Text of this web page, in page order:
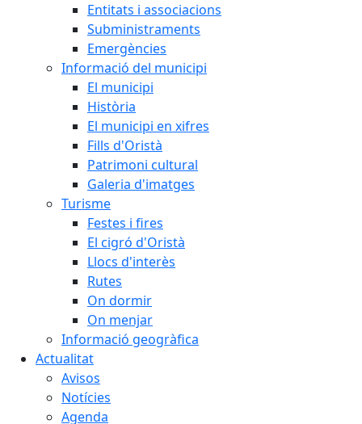
Entitats i associacions
Subministraments
Emergències
Informació del municipi
El municipi
Història
El municipi en xifres
Fills d'Oristà
Patrimoni cultural
Galeria d'imatges
Turisme
Festes i fires
El cigró d'Oristà
Llocs d'interès
Rutes
On dormir
On menjar
Informació geogràfica
Actualitat
Avisos
Notícies
Agenda